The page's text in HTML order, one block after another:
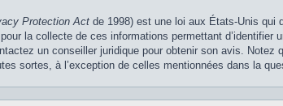
Protection Act de 1998) est une loi aux États-Unis qui
la collecte de ces informations permettant
un conseiller juridique pour obtenir son avis.
sortes, à l’exception de celles mentionnées dans la